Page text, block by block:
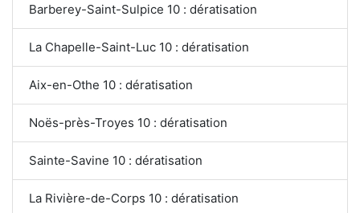
Barberey-Saint-Sulpice 10 : dératisation
La Chapelle-Saint-Luc 10 : dératisation
Aix-en-Othe 10 : dératisation
Noës-près-Troyes 10 : dératisation
Sainte-Savine 10 : dératisation
La Rivière-de-Corps 10 : dératisation